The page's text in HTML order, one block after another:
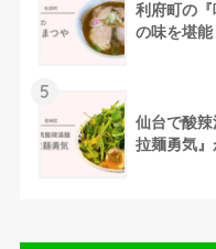
利府町の
の味を堪能
5
仙台で酸
拉麺勇気』